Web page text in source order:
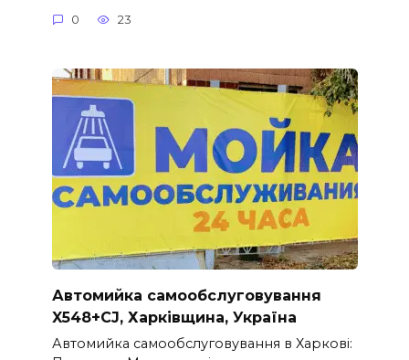
0 23
Автомийка самообслуговування
X548+CJ, Харківщина, Україна
Автомийка самообслуговування в Харкові: